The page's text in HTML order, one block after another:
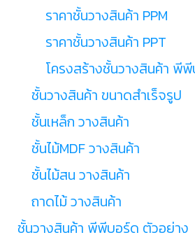
ราคาชั้นวางสินค้า PPM
ราคาชั้นวางสินค้า PPT
โครงสร้างชั้นวางสินค้า พี
ชั้นวางสินค้า ขนาดสำเร็จรูป
ชั้นเหล็ก วางสินค้า
ชั้นไม้MDF วางสินค้า
ชั้นไม้สน วางสินค้า
ถาดไม้ วางสินค้า
ชั้นวางสินค้า พีพีบอร์ด ตัวอย่าง